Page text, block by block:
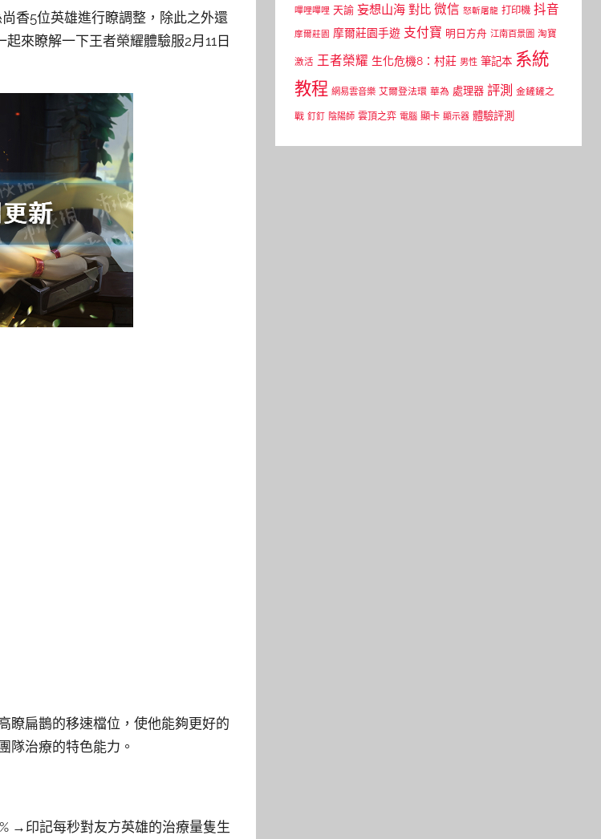
香5位英雄進行瞭調整，除此之外還
來瞭解一下王者榮耀體驗服2月11日
瞭扁鵲的移速檔位，使他能夠更好的
隊治療的特色能力。
→印記每秒對友方英雄的治療量隻生
嗶哩嗶哩 天諭 妄想山海 對比 微信 怒斬屠龍 打印機 抖音
摩爾莊園 摩爾莊園手遊 支付寶 明日方舟 江南百景圖 淘寶
激活 王者榮耀 生化危機8：村莊 男性 筆記本 系統
教程 網易雲音樂 艾爾登法環 華為 處理器 評測 金鏟鏟之
戰 釘釘 陰陽師 雲頂之弈 電腦 顯卡 顯示器 體驗評測